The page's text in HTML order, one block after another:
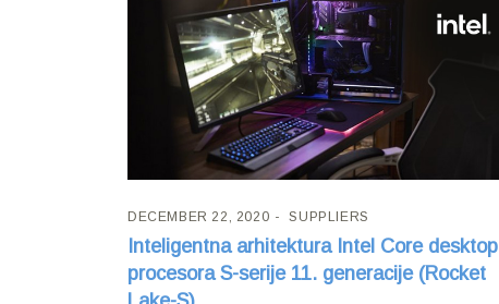
DECEMBER 22, 2020 SUPPLIERS
Inteligentna arhitektura Intel Core desktop
procesora S-serije 11. generacije (Rocket